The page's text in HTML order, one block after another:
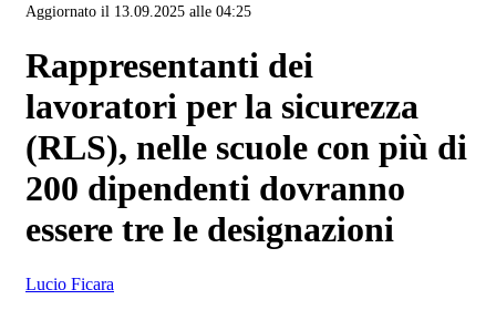
Aggiornato il 13.09.2025 alle 04:25
Rappresentanti dei
lavoratori per la sicurezza
(RLS), nelle scuole con più di
200 dipendenti dovranno
essere tre le designazioni
Lucio Ficara